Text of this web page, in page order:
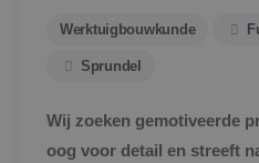
Werktuigbouwkunde
Sprundel
Wij zoeken gemotiveerde
oog voor detail en streeft